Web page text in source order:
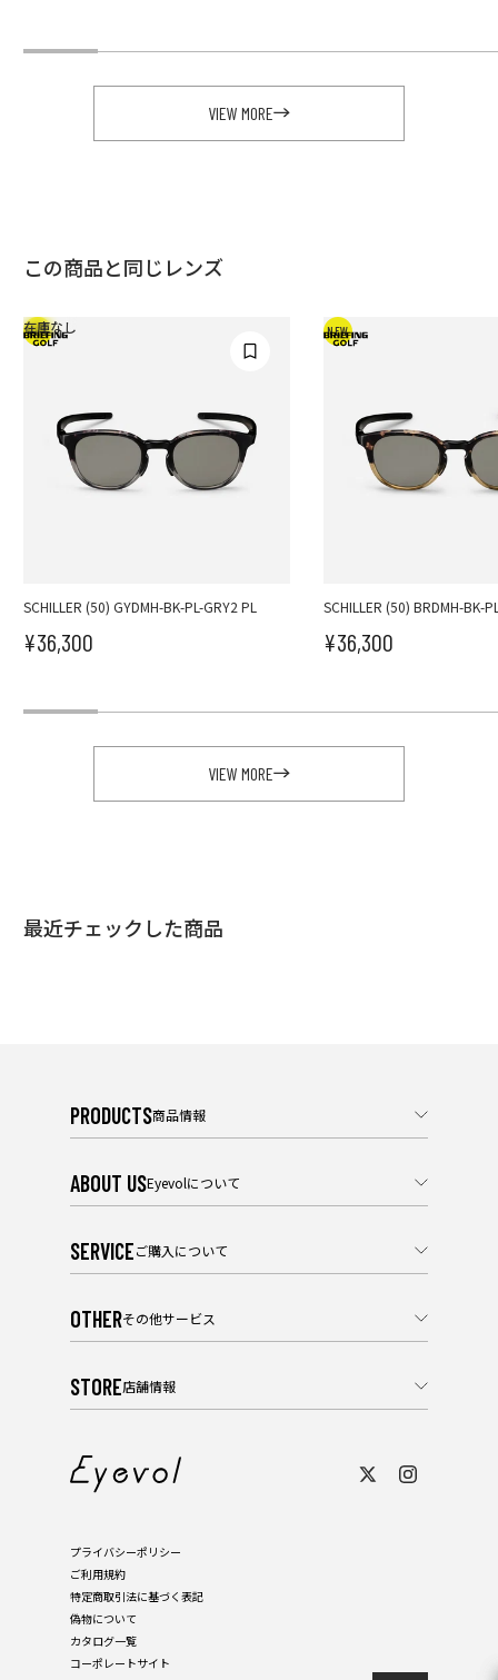
VIEW MORE
この商品と同じレンズ
NEW
在庫なし
SCHILLER (50) GYDMH-BK-PL-GRY2 PL
セール価格
¥36,300
NEW
SCHILLER (50) BRDMH-BK-
セール価格
¥36,300
VIEW MORE
最近チェックした商品
PRODUCTS商品情報
ABOUT USEyevolについて
SERVICEご購入について
OTHERその他サービス
STORE店舗情報
プライバシーポリシー
ご利用規約
特定商取引法に基づく表記
偽物について
カタログ一覧
コーポレートサイト